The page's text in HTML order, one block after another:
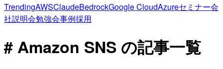
TrendingAWSClaudeBedrockGoogle CloudAzureセミナー会
社説明会勉強会事例採用
# Amazon SNS の記事一覧